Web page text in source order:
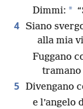
Dimmi: *
4 Siano
alla mia
Fuggano
5 Divengano
e l’angelo